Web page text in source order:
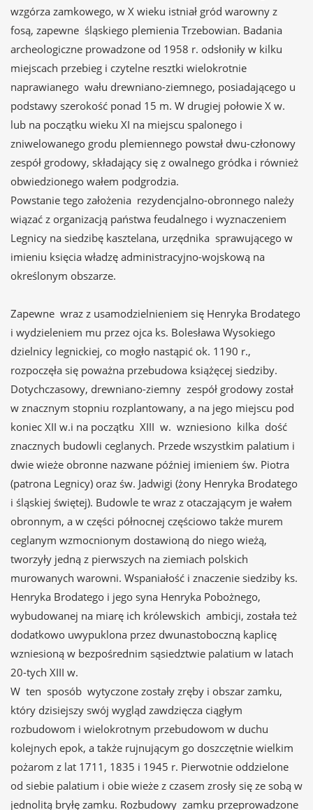
wzgórza zamkowego, w X wieku istniał gród warowny z
fosą, zapewne śląskiego plemienia Trzebowian. Badania
archeologiczne prowadzone od 1958 r. odsłoniły w kilku
miejscach przebieg i czytelne resztki wielokrotnie
naprawianego wału drewniano-ziemnego, posiadającego u
podstawy szerokość ponad 15 m. W drugiej połowie X w.
lub na początku wieku XI na miejscu spalonego i
zniwelowanego grodu plemiennego powstał dwu-członowy
zespół grodowy, składający się z owalnego gródka i również
obwiedzionego wałem podgrodzia.
Powstanie tego założenia rezydencjalno-obronnego należy
wiązać z organizacją państwa feudalnego i wyznaczeniem
Legnicy na siedzibę kasztelana, urzędnika sprawującego w
imieniu księcia władzę administracyjno-wojskową na
określonym obszarze.
Zapewne wraz z usamodzielnieniem się Henryka Brodatego
i wydzieleniem mu przez ojca ks. Bolesława Wysokiego
dzielnicy legnickiej, co mogło nastąpić ok. 1190 r.,
rozpoczęła się poważna przebudowa książęcej siedziby.
Dotychczasowy, drewniano-ziemny zespół grodowy został
w znacznym stopniu rozplantowany, a na jego miejscu pod
koniec XII w.i na początku XIII w. wzniesiono kilka dość
znacznych budowli ceglanych. Przede wszystkim palatium i
dwie wieże obronne nazwane później imieniem św. Piotra
(patrona Legnicy) oraz św. Jadwigi (żony Henryka Brodatego
i śląskiej świętej). Budowle te wraz z otaczającym je wałem
obronnym, a w części północnej częściowo także murem
ceglanym wzmocnionym dostawioną do niego wieżą,
tworzyły jedną z pierwszych na ziemiach polskich
murowanych warowni. Wspaniałość i znaczenie siedziby ks.
Henryka Brodatego i jego syna Henryka Pobożnego,
wybudowanej na miarę ich królewskich ambicji, została też
dodatkowo uwypuklona przez dwunastoboczną kaplicę
wzniesioną w bezpośrednim sąsiedztwie palatium w latach
20-tych XIII w.
W ten sposób wytyczone zostały zręby i obszar zamku,
który dzisiejszy swój wygląd zawdzięcza ciągłym
rozbudowom i wielokrotnym przebudowom w duchu
kolejnych epok, a także rujnującym go doszczętnie wielkim
pożarom z lat 1711, 1835 i 1945 r. Pierwotnie oddzielone
od siebie palatium i obie wieże z czasem zrosły się ze sobą w
jednolitą bryłę zamku. Rozbudowy zamku przeprowadzone